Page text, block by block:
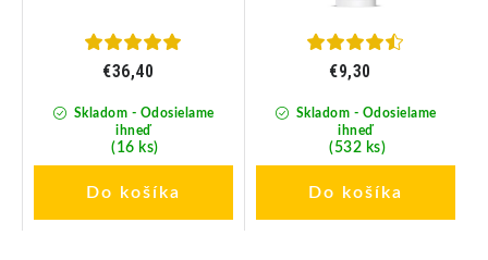
Skladom - Odosielame
ihneď
(16 ks)
€36,40
Do košíka
Skladom - Odosielame
ihneď
(532 ks)
€9,30
Do košíka